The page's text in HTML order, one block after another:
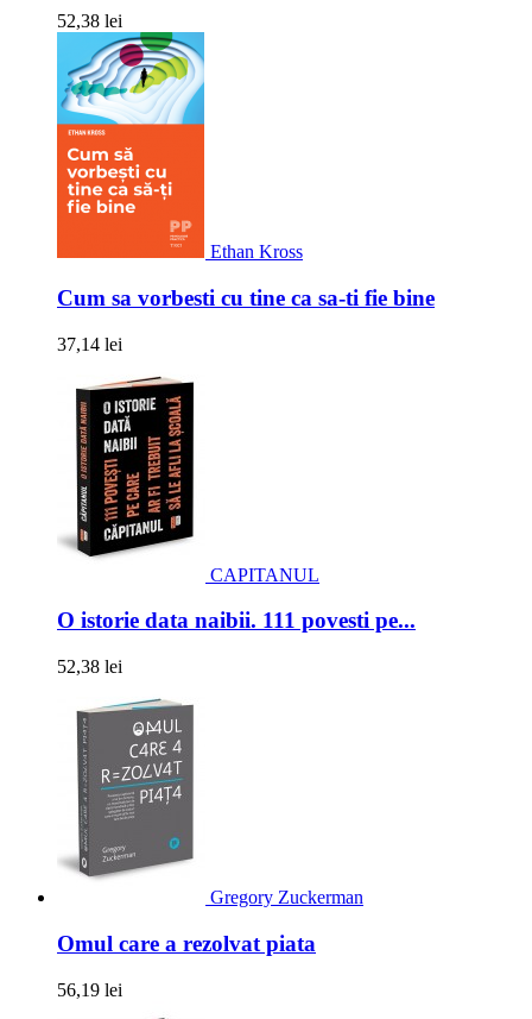
52,38 lei
Ethan Kross
Cum sa vorbesti cu tine ca sa-ti fie bine
37,14 lei
CAPITANUL
O istorie data naibii. 111 povesti pe...
52,38 lei
Gregory Zuckerman
Omul care a rezolvat piata
56,19 lei